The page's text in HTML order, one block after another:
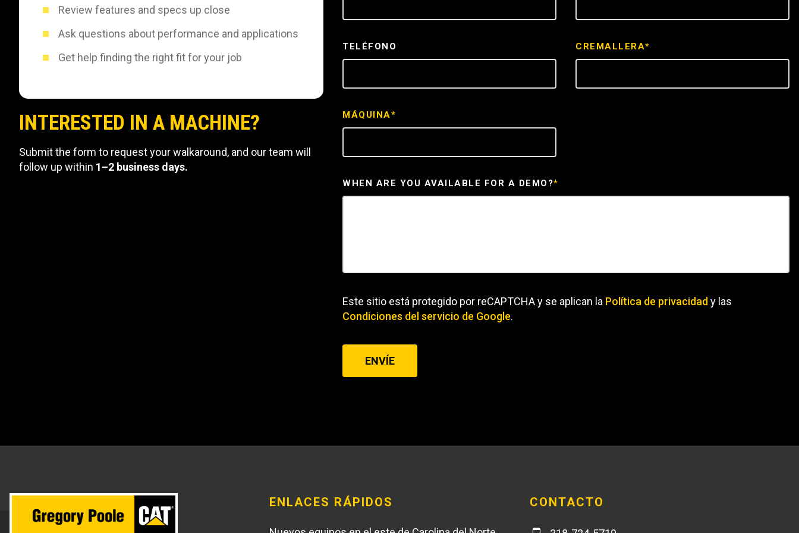
TELÉFONO CREMALLERA*
MÁQUINA*
WHEN ARE YOU AVAILABLE FOR A DEMO?*
Este sitio está protegido por reCAPTCHA y se aplican la Política de privacidad y las
Condiciones del servicio de Google.
ENVÍE
Review features and specs up close
Ask questions about performance and applications
Get help finding the right fit for your job
INTERESTED IN A MACHINE?
Submit the form to request your walkaround, and our team will
follow up within 1–2 business days.
ENLACES RÁPIDOS CONTACTO